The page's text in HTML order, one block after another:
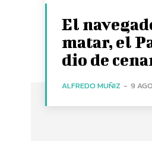
El
matar, el
dio de
ALFREDO MUÑIZ - 9